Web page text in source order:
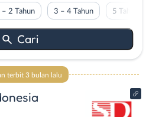
– 2 Tahun 3 – 4 Tahun 5 Tahun
terbit 3 bulan lalu